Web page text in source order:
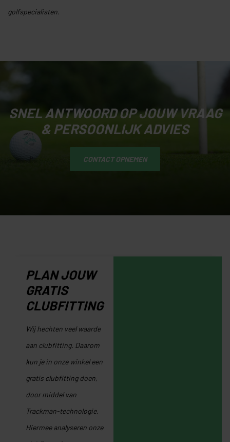
golfspecialisten.
SNEL ANTWOORD OP JOUW VRAAG
& PERSOONLIJK ADVIES
CONTACT OPNEMEN
PLAN JOUW
GRATIS
CLUBFITTING
Wij hechten veel waarde
aan clubfitting. Daarom
kun je in onze winkel een
gratis clubfitting doen,
door middel van
Trackman-technologie.
Hiermee analyseren onze